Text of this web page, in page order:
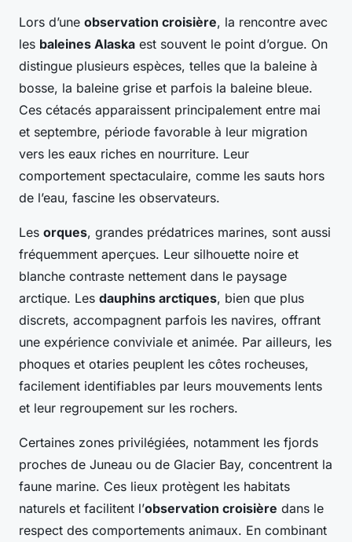
Lors d’une observation croisière, la rencontre avec
les baleines Alaska est souvent le point d’orgue. On
distingue plusieurs espèces, telles que la baleine à
bosse, la baleine grise et parfois la baleine bleue.
Ces cétacés apparaissent principalement entre mai
et septembre, période favorable à leur migration
vers les eaux riches en nourriture. Leur
comportement spectaculaire, comme les sauts hors
de l’eau, fascine les observateurs.
Les orques, grandes prédatrices marines, sont aussi
fréquemment aperçues. Leur silhouette noire et
blanche contraste nettement dans le paysage
arctique. Les dauphins arctiques, bien que plus
discrets, accompagnent parfois les navires, offrant
une expérience conviviale et animée. Par ailleurs, les
phoques et otaries peuplent les côtes rocheuses,
facilement identifiables par leurs mouvements lents
et leur regroupement sur les rochers.
Certaines zones privilégiées, notamment les fjords
proches de Juneau ou de Glacier Bay, concentrent la
faune marine. Ces lieux protègent les habitats
naturels et facilitent l’observation croisière dans le
respect des comportements animaux. En combinant